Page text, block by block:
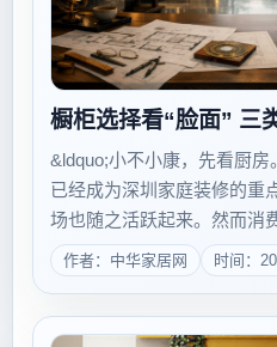
橱柜选择看“脸面” 三
&ldquo;小不小康，先看厨
已经成为深圳家庭装修的重
场也随之活跃起来。然而消
误区，如过分注重外形或者
准，其实橱柜各个部位的材
作者：中华家居网 时间：